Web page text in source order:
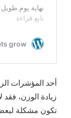
أحد المؤشرات
زيادة الوزن،
تكون مشكلة